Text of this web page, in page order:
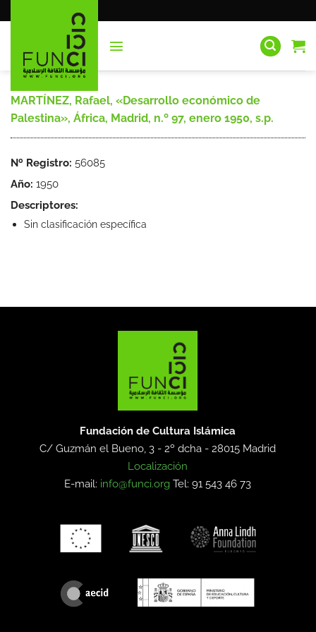
al
MARTÍNEZ, Rafael, «Desarrollo económico de
Palestina», África, Madrid, n.º 97, enero 1950, s.p.
Nº Registro: 56085
Año: 1950
Descriptores:
Sin clasificación específica
Fundación de Cultura Islámica
C/ Guzmán el Bueno, 3 - 2º dcha -28015 Madrid
Localización
E-mail: info@funci.org Tel: 91 543 46 73